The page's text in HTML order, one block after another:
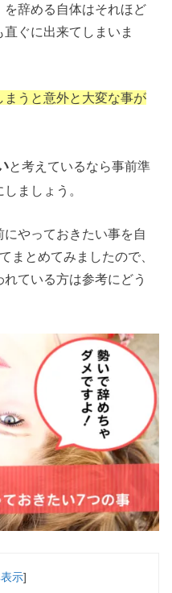
を辞める自体はそれほど
ぐに出来てしまいま
うと意外と大変な事が
と考えているなら事前準
ましょう。
やっておきたい事を自
まとめてみましたので、
ている方は参考にどう
示]